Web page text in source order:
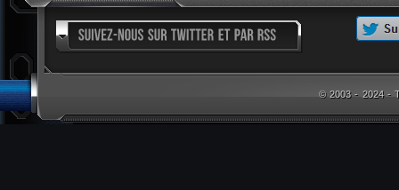
© 2003 - 2024 -